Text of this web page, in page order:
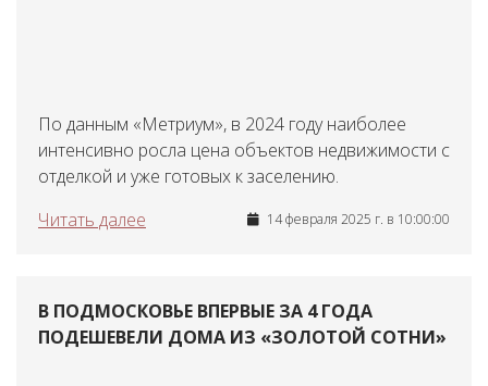
По данным «Метриум», в 2024 году наиболее
интенсивно росла цена объектов недвижимости с
отделкой и уже готовых к заселению.
Читать далее
14 февраля 2025 г. в 10:00:00
В ПОДМОСКОВЬЕ ВПЕРВЫЕ ЗА 4 ГОДА
ПОДЕШЕВЕЛИ ДОМА ИЗ «ЗОЛОТОЙ СОТНИ»